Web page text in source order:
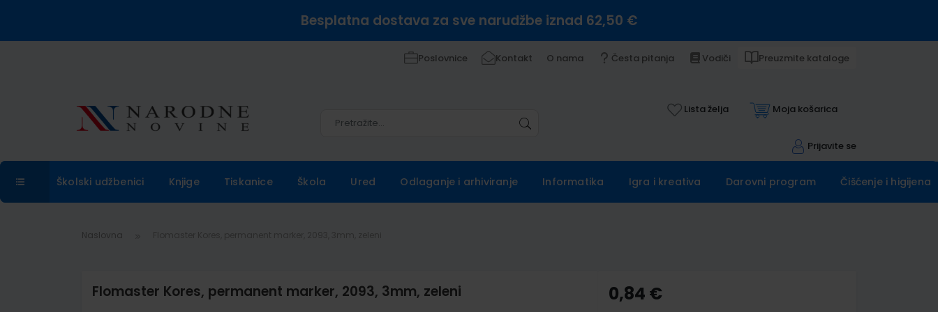
Besplatna dostava za sve narudžbe iznad 62,50 €
Poslovnice Kontakt O nama Česta pitanja Vodiči Preuzmite kataloge
Lista želja Moja košarica
Prijavite se
Školski udžbenici Knjige Tiskanice Škola Ured Odlaganje i arhiviranje Informatika Igra i kreativa Darovni program Čišćenje i higijena
Naslovna
Flomaster Kores, permanent marker, 2093, 3mm, zeleni 0,84 €